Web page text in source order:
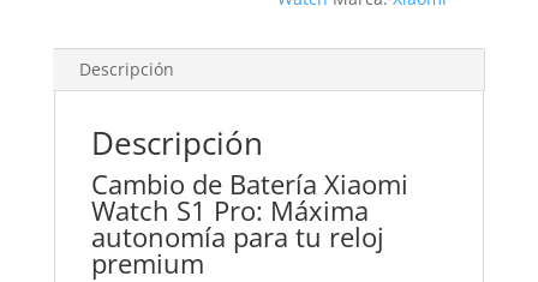
Descripción
Descripción
Cambio de Batería Xiaomi
Watch S1 Pro: Máxima
autonomía para tu reloj
premium